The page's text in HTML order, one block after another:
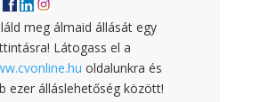
meg álmaid állását egy
Látogass el a
oldalunkra és
ezer álláslehetőség között!